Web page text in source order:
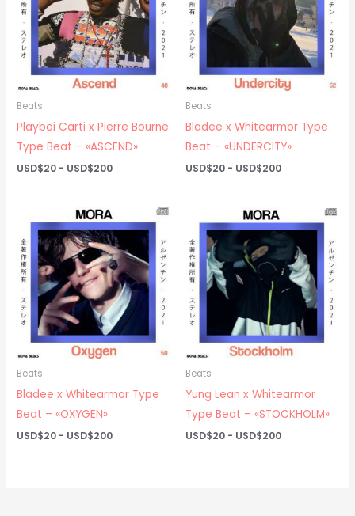
Beats
Playboi Carti x Pierre Bourne
Type Beat – «ASCEND»
USD$20 - USD$200Rango
USD$20
hasta
USD$200
Beats
Bladee x Whitearmor Type
Beat – «UNDERCITY»
USD$20 - USD$200Rango
hasta
USD$200
Beats
Bladee x Whitearmor Type
Beat – «OXYGEN»
USD$20 - USD$200Rango
Beats
Yung Lean x Whitearmor
Type Beat – «STOCKHOLM»
USD$20 - USD$200Rango